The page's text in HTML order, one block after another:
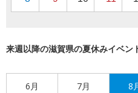
来週以降の滋賀県の夏休みイベン
6月 7月 8